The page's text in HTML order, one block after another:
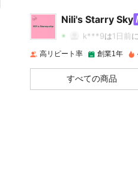
Nili's Starry Sky
4.85 522
k***9は1日前
高リピート率 創業1年
すべての商品